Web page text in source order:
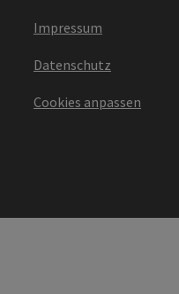
Impressum
Datenschutz
Cookies anpassen